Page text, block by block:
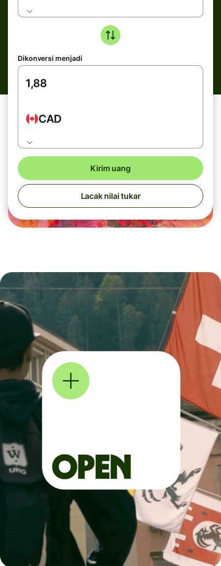
Dikonversi menjadi
CAD
Kirim uang
Lacak nilai tukar